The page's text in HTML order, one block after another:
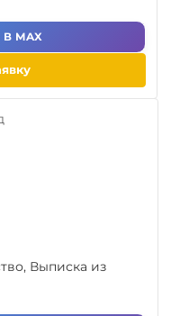
MAX
Выписка из